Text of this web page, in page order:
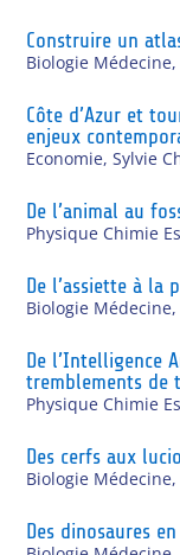
Construire un
Biologie Médecine,
Côte d’Azur et
enjeux
Economie,Sylvie
De l’animal au
Physique Chimie
De l’assiette à la
Biologie Médecine
De l’Intelligence
tremblements de
Physique Chimie
Des cerfs aux
Biologie Médecine,
Des dinosaures